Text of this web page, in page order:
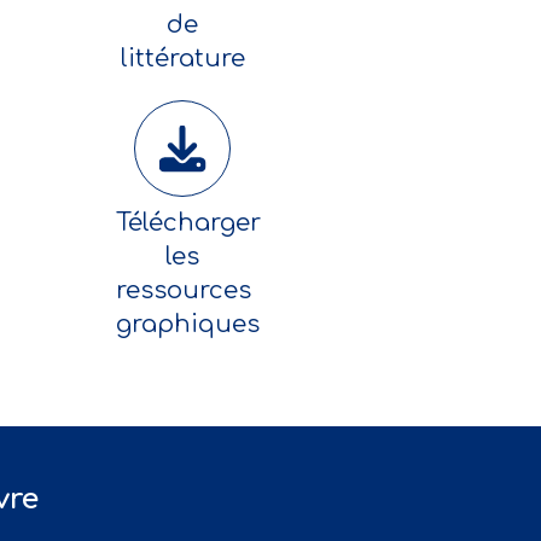
de
littérature
Télécharger
les
ressources
graphiques